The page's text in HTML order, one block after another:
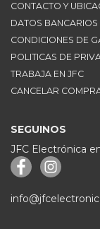
CONTACTO Y
DATOS BANCARIOS
CONDICIONES DE
POLITICAS DE
TRABAJA EN JFC
CANCELAR
SEGUINOS
JFC Electrónica